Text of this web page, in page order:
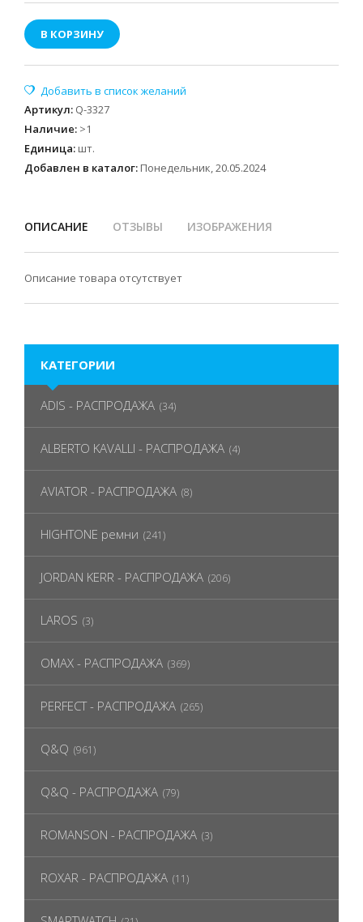
В КОРЗИНУ
Артикул: Q-3327
Наличие: >1
Единица: шт.
Добавлен в каталог: Понедельник, 20.05.2024
ОПИСАНИЕ ОТЗЫВЫ ИЗОБРАЖЕНИЯ
Описание товара отсутствует
КАТЕГОРИИ
ADIS - РАСПРОДАЖА (34)
ALBERTO KAVALLI - РАСПРОДАЖА (4)
AVIATOR - РАСПРОДАЖА (8)
HIGHTONE ремни (241)
JORDAN KERR - РАСПРОДАЖА (206)
LAROS (3)
OMAX - РАСПРОДАЖА (369)
PERFECT - РАСПРОДАЖА (265)
Q&Q (961)
Q&Q - РАСПРОДАЖА (79)
ROMANSON - РАСПРОДАЖА (3)
ROXAR - РАСПРОДАЖА (11)